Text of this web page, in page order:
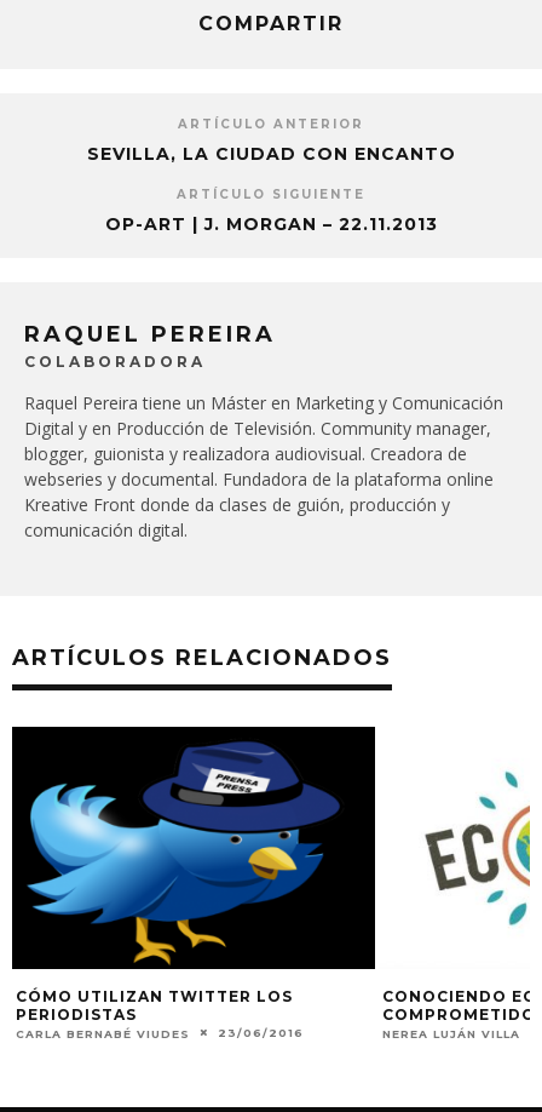
COMPARTIR
ARTÍCULO ANTERIOR
SEVILLA, LA CIUDAD CON ENCANTO
ARTÍCULO SIGUIENTE
OP-ART | J. MORGAN – 22.11.2013
RAQUEL PEREIRA
COLABORADORA
Raquel Pereira tiene un Máster en Marketing y Comunicación
Digital y en Producción de Televisión. Community manager,
blogger, guionista y realizadora audiovisual. Creadora de
webseries y documental. Fundadora de la plataforma online
Kreative Front donde da clases de guión, producción y
comunicación digital.
ARTÍCULOS RELACIONADOS
CÓMO UTILIZAN TWITTER LOS
PERIODISTAS
CARLA BERNABÉ VIUDES 23/06/2016
CONOCIENDO
COMPROMETIDO
NEREA LUJÁN VILLA